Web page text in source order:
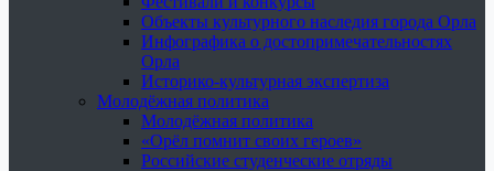
Объекты культурного наследия города Орла
Инфографика о достопримечательностях
Орла
Историко-культурная экспертиза
Молодёжная политика
Молодёжная политика
«Орёл помнит своих героев»
Российские студенческие отряды